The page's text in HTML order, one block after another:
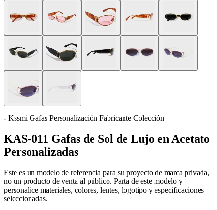
- Kssmi Gafas Personalización Fabricante Colección
KAS-011 Gafas de Sol de Lujo en Acetato
Personalizadas
Este es un modelo de referencia para su proyecto de marca privada,
no un producto de venta al público. Parta de este modelo y
personalice materiales, colores, lentes, logotipo y especificaciones
seleccionadas.